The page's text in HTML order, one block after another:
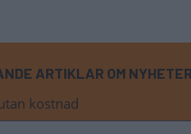
ARTIKLAR OM NYHETER
kostnad